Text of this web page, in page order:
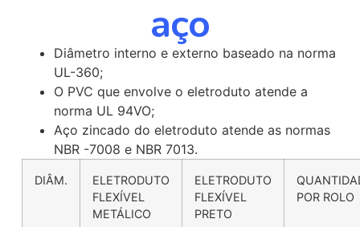
aço
Diâmetro interno e externo baseado na norma
UL-360;
O PVC que envolve o eletroduto atende a
norma UL 94VO;
Aço zincado do eletroduto atende as normas
NBR -7008 e NBR 7013.
DIÂM.
ELETRODUTO
FLEXÍVEL
METÁLICO
ELETRODUTO
FLEXÍVEL
PRETO
POR ROLO